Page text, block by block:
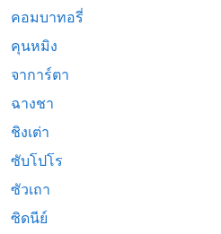
คอมบาทอรี่
คุนหมิง
จาการ์ตา
ฉางชา
ชิงเต่า
ซับโปโร
ซัวเถา
ซิดนีย์